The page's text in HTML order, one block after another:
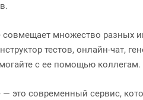
множество разных
тестов, онлайн-чат,
с ее помощью коллегам.
— это современный сервис,